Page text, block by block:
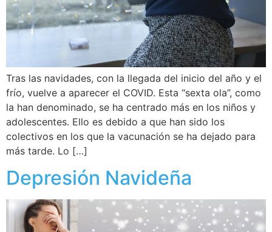
Tras las navidades, con la llegada del inicio del año y el
frío, vuelve a aparecer el COVID. Esta “sexta ola”, como
la han denominado, se ha centrado más en los niños y
adolescentes. Ello es debido a que han sido los
colectivos en los que la vacunación se ha dejado para
más tarde. Lo […]
Depresión Navideña